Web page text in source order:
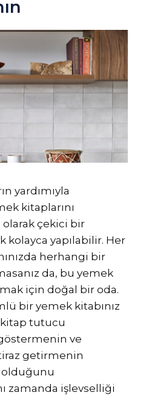
yardımıyla
kitaplarını
olarak çekici bir
kolayca yapılabilir. Her
herhangi bir
da, bu yemek
için doğal bir oda.
bir yemek kitabınız
kitap tutucu
ve
getirmenin
zamanda işlevselliği